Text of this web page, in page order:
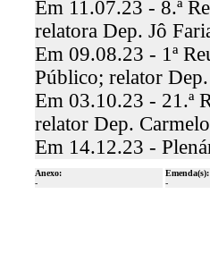
Em 11.07.23 - 8.ª
relatora Dep. Jô
Em 09.08.23 - 1ª
Público; relator
Em 03.10.23 - 21.ª
relator Dep.
Em 14.12.23 -
Anexo:
-
Emenda(s):
-